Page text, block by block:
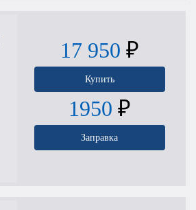
17 950 ₽
Купить
1950 ₽
Заправка